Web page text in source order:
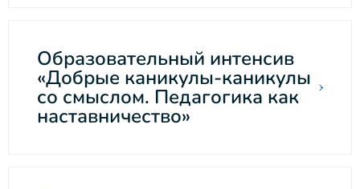
Образовательный интенсив
«Добрые каникулы-каникулы
со смыслом. Педагогика как
наставничество»